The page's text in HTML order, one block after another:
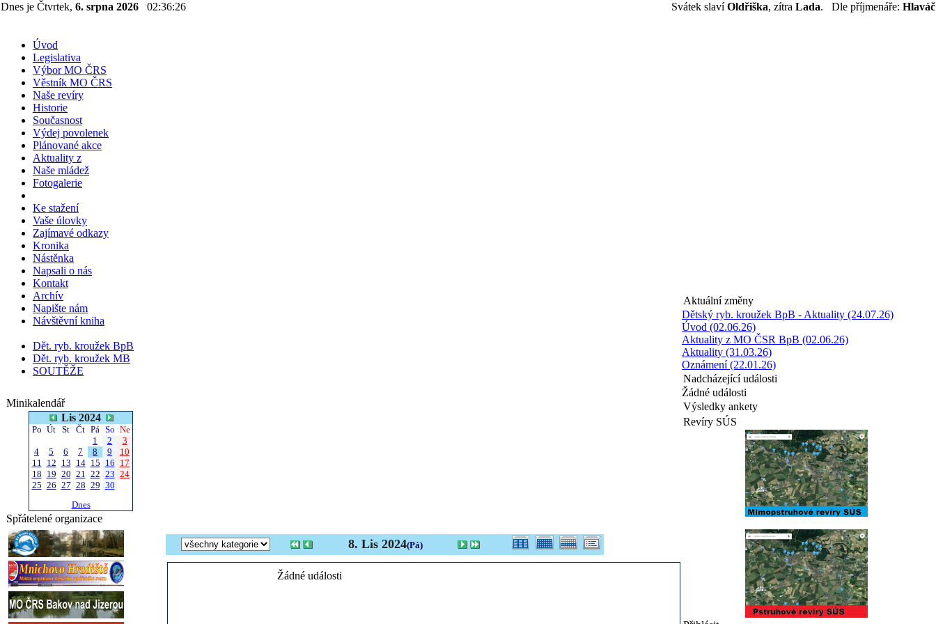
Dnes je Čtvrtek, 6. srpna 2026 02:36:26 Svátek slavíOldřiška, zítra Lada. Dle příjmenáře: Hlaváč
Úvod
Legislativa
Výbor MO ČRS
Věstník MO ČRS
Naše revíry
Historie
Současnost
Výdej povolenek
Plánované akce
Aktuality z
Naše mládež
Fotogalerie
Ke stažení
Vaše úlovky
Zajímavé odkazy
Kronika
Nástěnka
Napsali o nás
Kontakt
Archív
Napište nám
Návštěvní kniha
Dět. ryb. kroužek BpB
Dět. ryb. kroužek MB
SOUTĚŽE
Minikalendář
Lis 2024
Po Út St Čt Pá So Ne
1
2
3
4
5 6 7 8 9
10
11 12 13 14 15 16 17
18 19 20 21 22 23 24
25 26 27 28 29 30
Dnes
Spřátelené organizace
8. Lis 2024(Pá)
Žádné události
Aktuální změny
Dětský ryb. kroužek BpB - Aktuality (24.07.26)
Úvod (02.06.26)
Aktuality z MO ČSR BpB (02.06.26)
Aktuality (31.03.26)
Oznámení (22.01.26)
Nadcházející události
Žádné události
Výsledky ankety
Revíry SÚS